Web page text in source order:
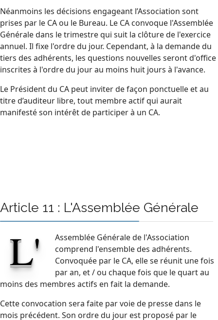
Néanmoins les décisions engageant l’Association sont
prises par le CA ou le Bureau. Le CA convoque l'Assemblée
Générale dans le trimestre qui suit la clôture de l'exercice
annuel. Il fixe l'ordre du jour. Cependant, à la demande du
tiers des adhérents, les questions nouvelles seront d'office
inscrites à l'ordre du jour au moins huit jours à l'avance.
Le Président du CA peut inviter de façon ponctuelle et au
titre d’auditeur libre, tout membre actif qui aurait
manifesté son intérêt de participer à un CA.
Article 11 : L'Assemblée Générale
L'
Assemblée Générale de l'Association
comprend l'ensemble des adhérents.
Convoquée par le CA, elle se réunit une fois
par an, et / ou chaque fois que le quart au
moins des membres actifs en fait la demande.
Cette convocation sera faite par voie de presse dans le
mois précédent. Son ordre du jour est proposé par le